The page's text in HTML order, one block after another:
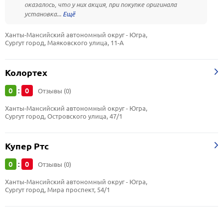
оказалось, что у них акция, при покупке оригинала
установка...
Ханты-Мансийский автономный округ - Югра,
Сургут город, Маяковского улица, 11-А
Колортех
0 : 0 Отзывы (0)
Ханты-Мансийский автономный округ - Югра,
Сургут город, Островского улица, 47/1
Купер Ртс
0 : 0 Отзывы (0)
Ханты-Мансийский автономный округ - Югра,
Сургут город, Мира проспект, 54/1